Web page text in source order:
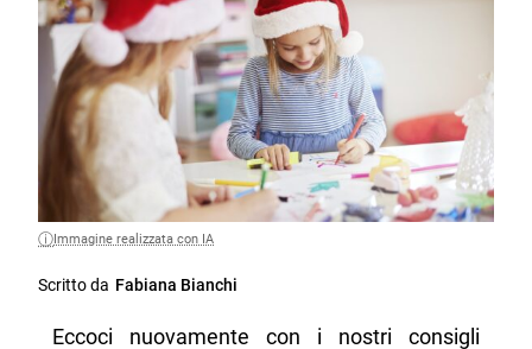
Immagine realizzata con IA
Scritto da Fabiana Bianchi
Eccoci nuovamente con i nostri consigli